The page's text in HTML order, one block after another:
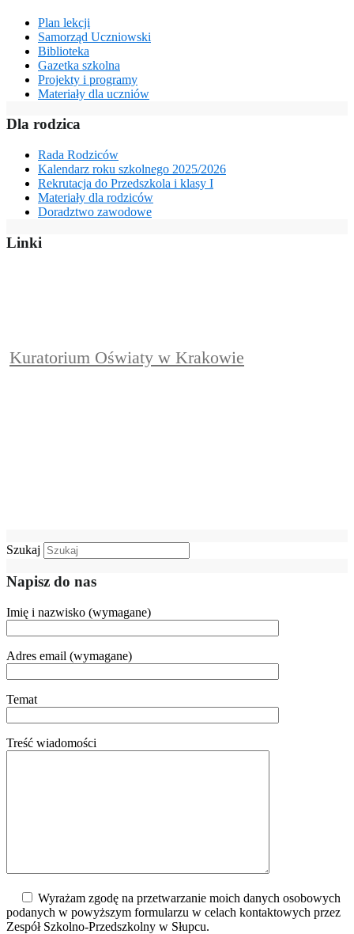
Plan lekcji
Samorząd Uczniowski
Biblioteka
Gazetka szkolna
Projekty i programy
Materiały dla uczniów
Dla rodzica
Rada Rodziców
Kalendarz roku szkolnego 2025/2026
Rekrutacja do Przedszkola i klasy I
Materiały dla rodziców
Doradztwo zawodowe
Linki
Kuratorium Oświaty w Krakowie
Szukaj
Napisz do nas
Imię i nazwisko (wymagane)
Adres email (wymagane)
Temat
Treść wiadomości
Wyrażam zgodę na przetwarzanie moich danych osobowych
podanych w powyższym formularzu w celach kontaktowych przez
Zespół Szkolno-Przedszkolny w Słupcu.